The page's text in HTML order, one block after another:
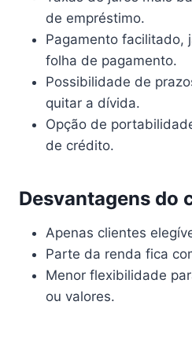
de empréstimo.
Pagamento facilitado,
folha de pagamento.
Possibilidade de
quitar a dívida.
Opção de
de crédito.
Desvantagens do
Apenas clientes
Parte da renda fica
Menor flexibilidade
ou valores.